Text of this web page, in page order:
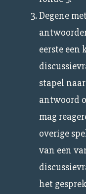
Degene
eerste een
stapel
antwoord
mag
overige
van een
het